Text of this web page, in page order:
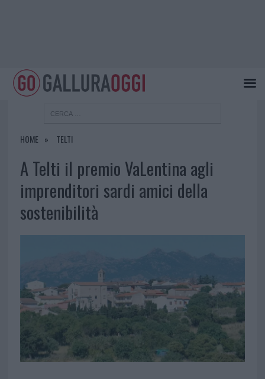
HOME TELTI
A Telti il premio VaLentina agli
imprenditori sardi amici della
sostenibilità